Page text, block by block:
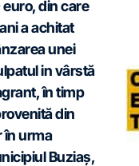
din care
a achitat
unei
in vârstă
în timp
din
în urma
Buziaș,